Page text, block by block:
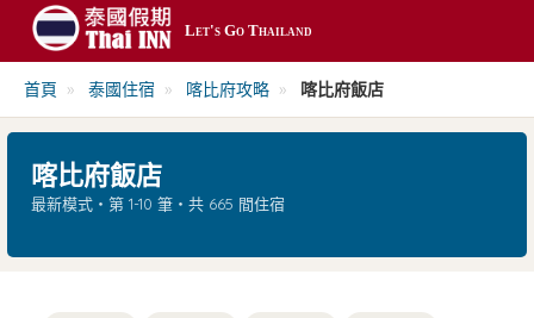
Let's Go Thailand
最新
平價
熱門
首頁 » 泰國住宿 » 喀比府攻略 » 喀比府飯店
喀比府飯店
最新模式・第 1-10 筆・共 665 間住宿